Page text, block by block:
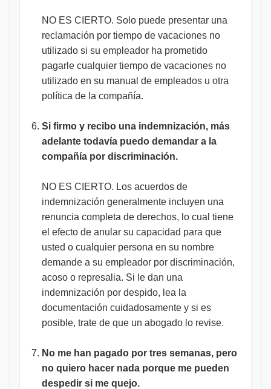
NO ES CIERTO. Solo puede presentar una
reclamación por tiempo de vacaciones no
utilizado si su empleador ha prometido
pagarle cualquier tiempo de vacaciones no
utilizado en su manual de empleados u otra
política de la compañía.
Si firmo y recibo una indemnización, más
adelante todavía puedo demandar a la
compañía por discriminación.
NO ES CIERTO. Los acuerdos de
indemnización generalmente incluyen una
renuncia completa de derechos, lo cual tiene
el efecto de anular su capacidad para que
usted o cualquier persona en su nombre
demande a su empleador por discriminación,
acoso o represalia. Si le dan una
indemnización por despido, lea la
documentación cuidadosamente y si es
posible, trate de que un abogado lo revise.
No me han pagado por tres semanas, pero
no quiero hacer nada porque me pueden
despedir si me quejo.